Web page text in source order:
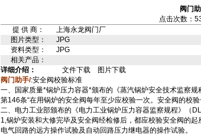
阀门
点击次数：
提 供 商：
上海永龙阀门厂
图片类型：
JPG
资料类型：
JPG
相关产品：
详细介绍：
文件下载
图片下载
阀门助手/:安全阀校验标准
一、国家质量*锅炉压力容器*颁布的《蒸汽锅炉安全技术监察规
第146条“在用锅炉的安全阀每年至少应校验一次。安全阀的校
二、电力工业部颁布的《电力工业锅炉压力容器监察规程》（
1,锅炉安装和大修完毕及安全阀经检修后，都应校验安全阀的
电气回路的远方操作试验及自动回路压力继电器的操作试验。